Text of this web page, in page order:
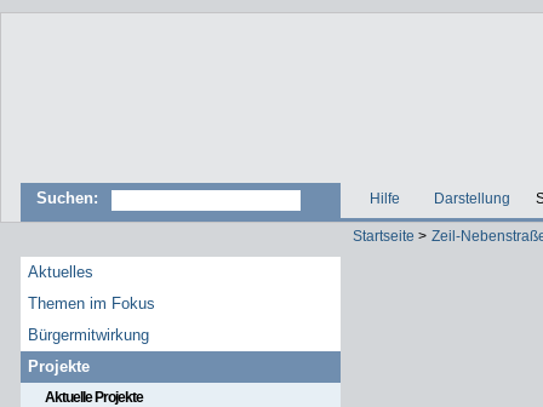
Suchen: Hilfe Darstellung
Startseite > Zeil-
Aktuelles
Themen im Fokus
Bürgermitwirkung
Projekte
Aktuelle Projekte